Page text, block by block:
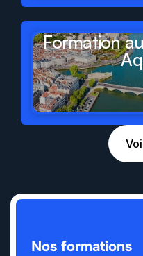
Formation
Nos formations